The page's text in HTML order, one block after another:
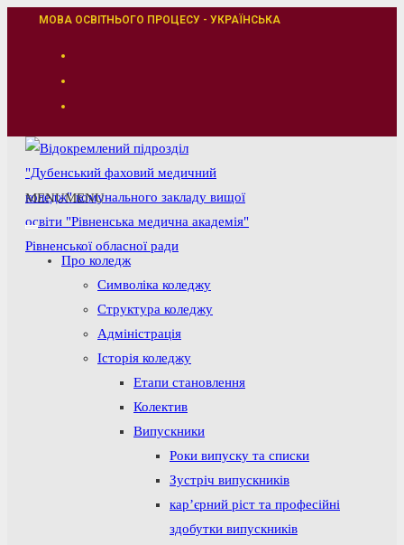
ПерейтиМОВА ОСВІТНЬОГО ПРОЦЕСУ - УКРАЇНСЬКА
MENUMENU
Про коледж
Символіка коледжу
Структура коледжу
Адміністрація
Історія коледжу
Етапи становлення
Колектив
Випускники
Роки випуску та списки
Зустріч випускників
кар’єрний ріст та професійні
здобутки випускників